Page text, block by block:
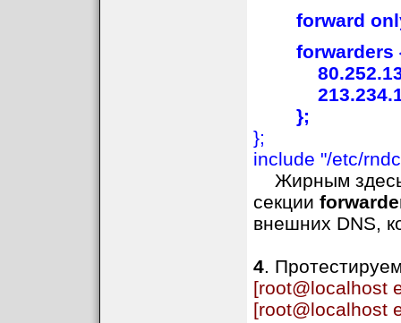
forward
forwarders
};
};
include "/etc/
Жирным здесь
секции
внешних DNS,
4.
[root@localhost
[root@localhost